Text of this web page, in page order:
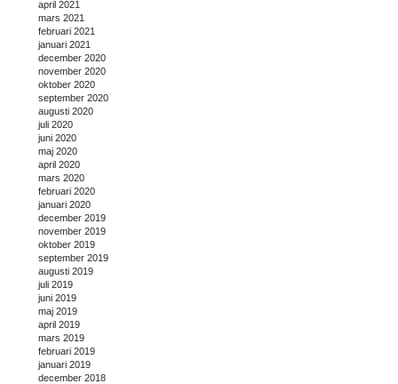
april 2021
mars 2021
februari 2021
januari 2021
december 2020
november 2020
oktober 2020
september 2020
augusti 2020
juli 2020
juni 2020
maj 2020
april 2020
mars 2020
februari 2020
januari 2020
december 2019
november 2019
oktober 2019
september 2019
augusti 2019
juli 2019
juni 2019
maj 2019
april 2019
mars 2019
februari 2019
januari 2019
december 2018